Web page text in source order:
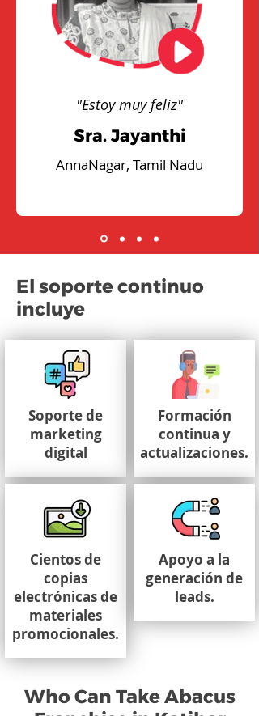
"Estoy muy feliz"
Sra. Jayanthi
AnnaNagar, Tamil Nadu
El soporte continuo
incluye
Soporte de
marketing
digital
Cientos de
copias
electrónicas de
materiales
promocionales.
Formación
continua y
actualizaciones.
Apoyo a la
generación de
leads.
Who Can Take Abacus